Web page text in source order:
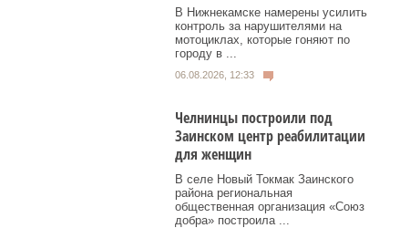
В Нижнекамске намерены усилить
контроль за нарушителями на
мотоциклах, которые гоняют по
городу в ...
06.08.2026, 12:33
Челнинцы построили под
Заинском центр реабилитации
для женщин
В селе Новый Токмак Заинского
района региональная
общественная организация «Союз
добра» построила ...